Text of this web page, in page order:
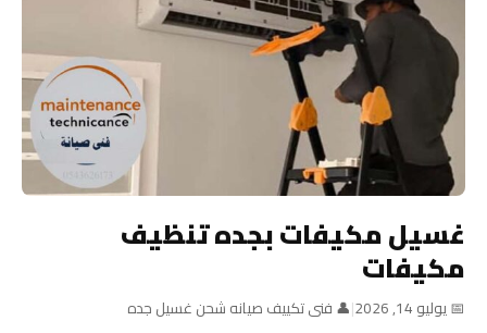
غسيل مكيفات بجده تنظيف
مكيفات
📅 يوليو 14, 2026 |👤 فنى تكييف صيانه شحن غسيل جده